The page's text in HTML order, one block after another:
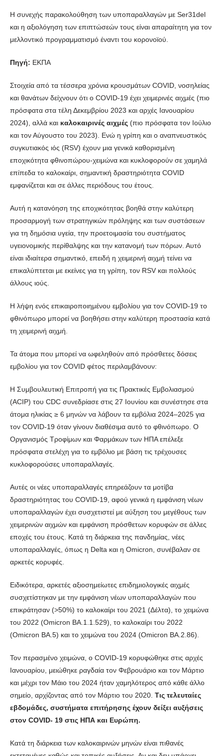
Η συνεχής παρακολούθηση των υποπαραλλαγών με Ser31del
και η αξιολόγηση των επιπτώσεών τους είναι απαραίτητη για τον
μελλοντικό προγραμματισμό έναντι του κορoνοϊού.
Πηγή: ΕΚΠΑ
Στοιχεία από τα τέσσερα χρόνια κρουσμάτων COVID, νοσηλείας
και θανάτων δείχνουν ότι o COVID-19 έχει χειμερινές αιχμές (πιο
πρόσφατα στα τέλη Δεκεμβρίου 2023 και αρχές Ιανουαρίου
2024), αλλά και καλοκαιρινές αιχμές (πιο πρόσφατα τον Ιούλιο
και τον Αύγουστο του 2023). Ενώ η γρίπη και ο αναπνευστικός
συγκυτιακός ιός (RSV) έχουν μια γενικά καθορισμένη
εποχικότητα φθινοπώρου-χειμώνα και κυκλοφορούν σε χαμηλά
επίπεδα το καλοκαίρι, σημαντική δραστηριότητα COVID
εμφανίζεται και σε άλλες περιόδους του έτους.
Αυτή η κατανόηση της εποχικότητας βοηθά στην καλύτερη
προσαρμογή των στρατηγικών πρόληψης και των συστάσεων
για τη δημόσια υγεία, την προετοιμασία του συστήματος
υγειονομικής περίθαλψης και την κατανομή των πόρων. Αυτό
είναι ιδιαίτερα σημαντικό, επειδή η χειμερινή αιχμή τείνει να
επικαλύπτεται με εκείνες για τη γρίπη, τον RSV και πολλούς
άλλους ιούς.
Η λήψη ενός επικαιροποιημένου εμβολίου για τον COVID-19 το
φθινόπωρο μπορεί να βοηθήσει στην καλύτερη προστασία κατά
τη χειμερινή αιχμή.
Τα άτομα που μπορεί να ωφεληθούν από πρόσθετες δόσεις
εμβολίου για τον COVID φέτος περιλαμβάνουν:
Η Συμβουλευτική Επιτροπή για τις Πρακτικές Εμβολιασμού
(ACIP) του CDC συνεδρίασε στις 27 Ιουνίου και συνέστησε στα
άτομα ηλικίας ≥ 6 μηνών να λάβουν τα εμβόλια 2024–2025 για
τον COVID-19 όταν γίνουν διαθέσιμα αυτό το φθινόπωρο. Ο
Οργανισμός Τροφίμων και Φαρμάκων των ΗΠΑ επέλεξε
πρόσφατα στελέχη για το εμβόλιο με βάση τις τρέχουσες
κυκλοφορούσες υποπαραλλαγές.
Αυτές οι νέες υποπαραλλαγές επηρεάζουν τα μοτίβα
δραστηριότητας του COVID-19, αφού γενικά η εμφάνιση νέων
υποπαραλλαγών έχει συσχετιστεί με αύξηση του μεγέθους των
χειμερινών αιχμών και εμφάνιση πρόσθετων κορυφών σε άλλες
εποχές του έτους. Κατά τη διάρκεια της πανδημίας, νέες
υποπαραλλαγές, όπως η Delta και η Omicron, συνέβαλαν σε
αρκετές κορυφές.
Ειδικότερα, αρκετές αξιοσημείωτες επιδημιολογικές αιχμές
συσχετίστηκαν με την εμφάνιση νέων υποπαραλλαγών που
επικράτησαν (>50%) το καλοκαίρι του 2021 (Δέλτα), το χειμώνα
του 2022 (Omicron BA.1.1.529), το καλοκαίρι του 2022
(Omicron BA.5) και το χειμώνα του 2024 (Omicron BA.2.86).
Τον περασμένο χειμώνα, ο COVID-19 κορυφώθηκε στις αρχές
Ιανουαρίου, μειώθηκε ραγδαία τον Φεβρουάριο και τον Μάρτιο
και μέχρι τον Μάιο του 2024 ήταν χαμηλότερος από κάθε άλλο
σημείο, αρχίζοντας από τον Μάρτιο του 2020. Τις τελευταίες
εβδομάδες, συστήματα επιτήρησης έχουν δείξει αυξήσεις
στον COVID- 19 στις ΗΠΑ και Ευρώπη.
Κατά τη διάρκεια των καλοκαιρινών μηνών είναι πιθανές